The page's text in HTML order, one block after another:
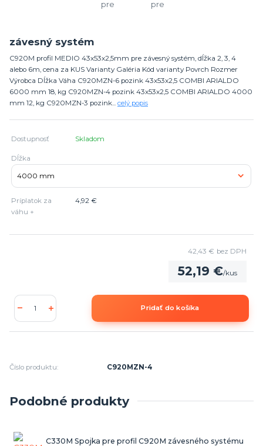
závesný systém
C920M profil MEDIO 43x53x2,5mm pre závesný systém, dĺžka 2, 3, 4
alebo 6m, cena za KUS Varianty Galéria Kód varianty Povrch Rozmer
Výrobca Dĺžka Váha C920MZN-6 pozink 43x53x2,5 COMBI ARIALDO
6000 mm 18, kg C920MZN-4 pozink 43x53x2,5 COMBI ARIALDO 4000
mm 12, kg C920MZN-3 pozink... celý popis
Dostupnosť Skladom
Dĺžka
Príplatok za
váhu +
4,92 €
52,19 €/kus
42,43 € bez DPH
Pridať do košíka
Číslo produktu: C920MZN-4
Podobné produkty
C330M Spojka pre profil C920M závesného systému